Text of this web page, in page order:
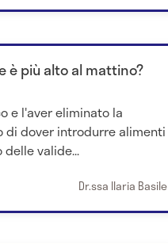
è più alto al mattino?
e l'aver eliminato la
dover introdurre alimenti
valide...
Dr.ssa Ilaria Basile